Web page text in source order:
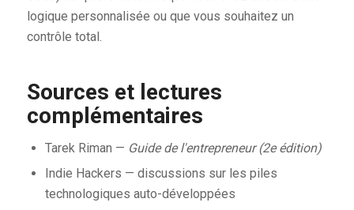
logique personnalisée ou que vous souhaitez un
contrôle total.
Sources et lectures
complémentaires
Tarek Riman — Guide de l'entrepreneur (2e édition)
Indie Hackers — discussions sur les piles
technologiques auto-développées